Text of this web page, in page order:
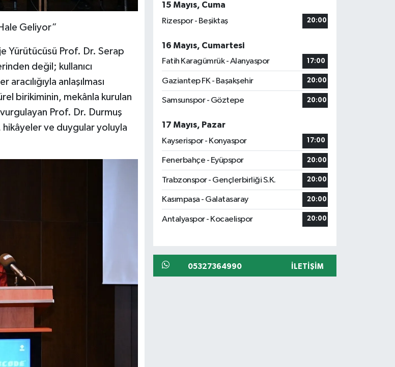
Geliyor”
Yürütücüsü Prof. Dr. Serap
değil; kullanıcı
anlaşılması
birikiminin, mekânla kurulan
Prof. Dr. Durmuş
ve duygular yoluyla
15 Mayıs, Cuma
Rizespor - Beşiktaş
20:00
16 Mayıs, Cumartesi
Fatih Karagümrük - Alanyaspor
17:00
Gaziantep FK - Başakşehir 20:00
Samsunspor - Göztepe 20:00
17 Mayıs, Pazar
Kayserispor - Konyaspor
17:00
Fenerbahçe - Eyüpspor 20:00
Trabzonspor - Gençlerbirliği S.K. 20:00
Kasımpaşa - Galatasaray 20:00
Antalyaspor - Kocaelispor 20:00
05327364990 İLETIŞIM